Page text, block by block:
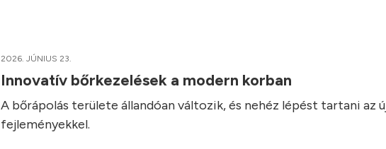
2026. JÚNIUS 23.
Innovatív bőrkezelések a modern korban
A bőrápolás területe állandóan változik, és nehéz lépést tartani az
fejleményekkel.